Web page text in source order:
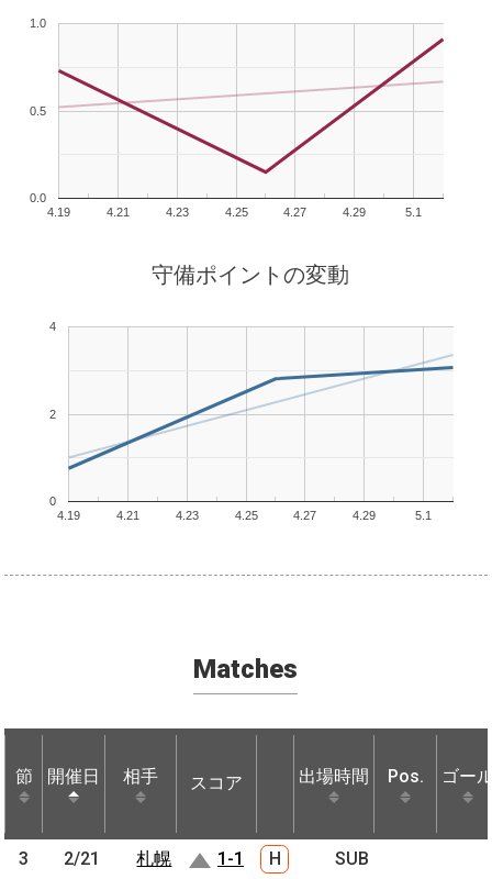
4.19 4.21 4.23 4.25 4.27 4.29 5.1
0.0
0.5
1.0
守備ポイントの変動
4.19 4.21 4.23 4.25 4.27 4.29 5.1
0
2
4
Matches
節 開催日 相手 スコア 出場時間 Pos. ゴー
節 開催日 相手 スコア 出場時間
3 2/21 札幌 1-1 H SUB
節 開催日 相手
3 2/21 札幌